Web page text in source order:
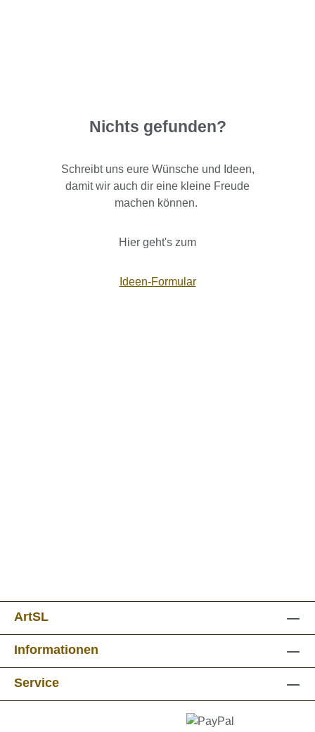
Nichts gefunden?
Schreibt uns eure Wünsche und Ideen,
damit wir auch dir eine kleine Freude
machen können.
Hier geht's zum
Ideen-Formular
ArtSL
Informationen
Service